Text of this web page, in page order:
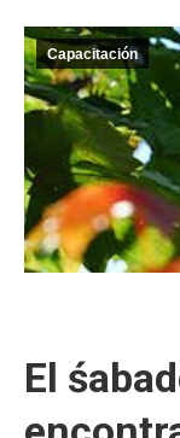
Capacitación
El